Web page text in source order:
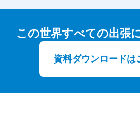
この世界すべての出張
資料ダウンロードは